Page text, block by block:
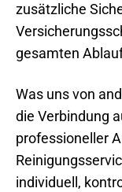
zusätzliche
gesamten
Was uns von
die Verbindung
professioneller
individuell,